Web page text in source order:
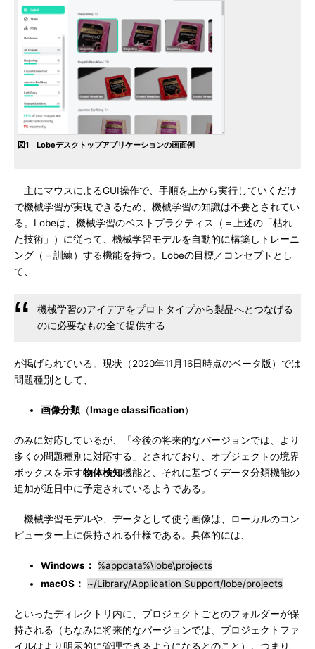
図1 Lobeデスクトップアプリケーションの画面例
主にマウスによるGUI操作で、手順を上から実行していくだけ
で機械学習が実現できるため、機械学習の知識は不要とされてい
る。Lobeは、機械学習のベストプラクティス（＝上述の「枯れ
た技術」）に従って、機械学習モデルを自動的に構築しトレーニ
ング（＝訓練）する機能を持つ。Lobeの目標／コンセプトとし
て、
機械学習のアイデアをプロトタイプから製品へとつなげる
のに必要なもの全て提供する
が掲げられている。現状（2020年11月16日時点のベータ版）では
問題種別として、
画像分類 （Image classification）
のみに対応しているが、「今後の将来的なバージョンでは、より
多くの問題種別に対応する」とされており、オブジェクトの境界
ボックスを示す物体検知機能と、それに基づくデータ分類機能の
追加が近日中に予定されているようである。
機械学習モデルや、データとして使う画像は、ローカルのコン
ピューター上に保持される仕様である。具体的には、
Windows：
%appdata%\lobe\projects
macOS：
~/Library/Application Support/lobe/projects
といったディレクトリ内に、プロジェクトごとのフォルダーが保
持される（ちなみに将来的なバージョンでは、プロジェクトファ
イルはより明示的に管理できるようになるとのこと）。つまり、